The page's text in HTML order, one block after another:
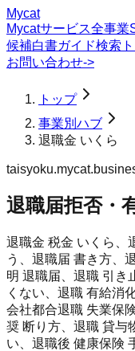
Mycat
Mycatサービス全事業
候補白書ガイド検索
お問い合わせ->
トップ
事業別ハブ
退職金 いくら
退職届拒否・
退職金 税金 いくら、
う、退職届 書き方、
明 退職届、退職 引き
くない、退職 有給消
会社都合退職 失業保
奨 断り方、退職 貸与
い、退職後 健康保険